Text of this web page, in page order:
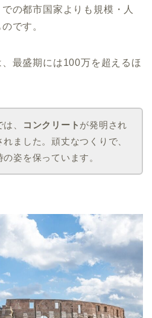
の都市国家よりも規模・人
です。
最盛期には100万を超えるほ
、 コンクリート が発明され
ました。頑丈なつくりで、
姿を保っています。